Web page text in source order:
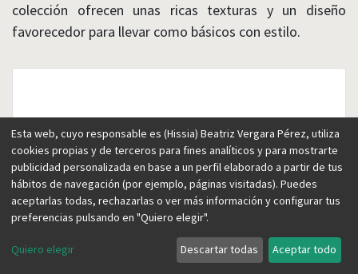
colección ofrecen unas ricas texturas y un diseño
favorecedor para llevar como básicos con estilo.
Esta web, cuyo responsable es (Hissia) Beatriz Vergara Pérez, utiliza
cookies propias y de terceros para fines analíticos y para mostrarte
publicidad personalizada en base a un perfil elaborado a partir de tus
hábitos de navegación (por ejemplo, páginas visitadas). Puedes
aceptarlas todas, rechazarlas o ver más información y configurar tus
preferencias pulsando en "Quiero elegir".
Quiero elegir Descartar todas Aceptar todo